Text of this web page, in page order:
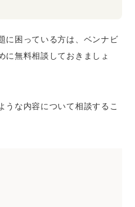
に困っている方は、ベンナビ
に無料相談しておきましょ
うな内容について相談するこ